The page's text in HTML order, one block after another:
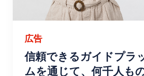
広告
信頼できるガイドプラ
ムを通じて、何千人も